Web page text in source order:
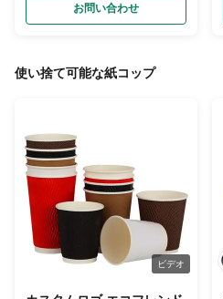
お問い合わせ
使い捨て可能な紙コップ
ビデオ